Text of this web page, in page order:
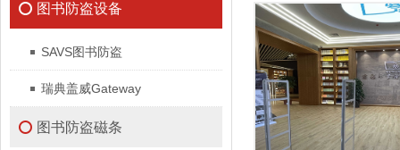
图书防盗设备
SAVS图书防盗
瑞典盖威Gateway
图书防盗磁条